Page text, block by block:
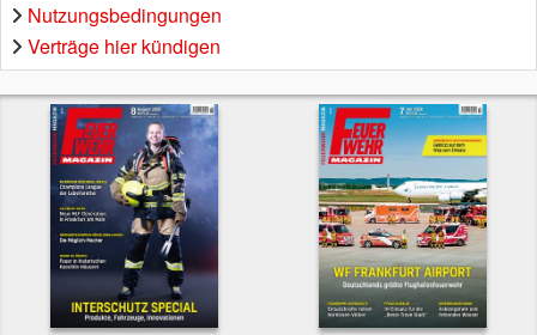
Nutzungsbedingungen
Verträge hier kündigen